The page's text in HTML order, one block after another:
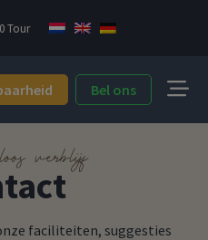
Tour
Bel ons
verblijf
faciliteiten, suggesties